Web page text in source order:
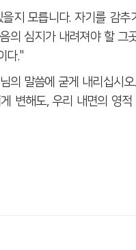
지 모릅니다. 자기를 감추
의 심지가 내려져야 할 그
다."
의 말씀에 굳게 내리십시오
변해도,우리 내면의 영